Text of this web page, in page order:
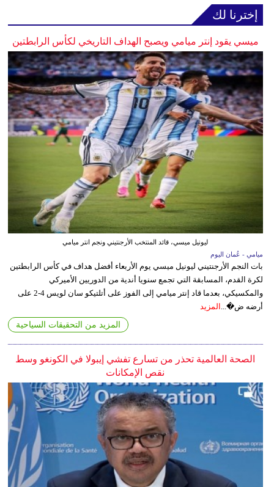
إخترنا لك
ميسي يقود إنتر ميامي ويصبح الهداف التاريخي لكأس الرابطتين
ليونيل ميسي، قائد المنتخب الأرجنتيني ونجم انتر ميامي
ميامي - عُمان اليوم
بات النجم الأرجنتيني ليونيل ميسي يوم الأربعاء أفضل هداف في كأس الرابطتين
لكرة القدم، المسابقة التي تجمع سنويا أندية من الدوريين الأميركي
والمكسيكي، بعدما قاد إنتر ميامي إلى الفوز على أتلتيكو سان لويس 4-2 على
أرضه ض�...
المزيد
المزيد من التحقيقات السياحية
الصحة العالمية تحذر من تسارع تفشي إيبولا في الكونغو وسط
نقص الإمكانات